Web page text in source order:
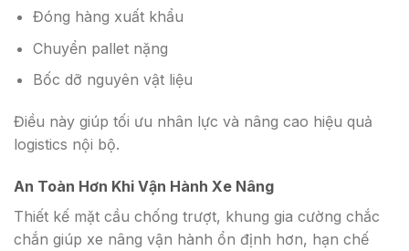
Đóng hàng xuất khẩu
Chuyển pallet nặng
Bốc dỡ nguyên vật liệu
Điều này giúp tối ưu nhân lực và nâng cao hiệu quả
logistics nội bộ.
An Toàn Hơn Khi Vận Hành Xe Nâng
Thiết kế mặt cầu chống trượt, khung gia cường chắc
chắn giúp xe nâng vận hành ổn định hơn, hạn chế